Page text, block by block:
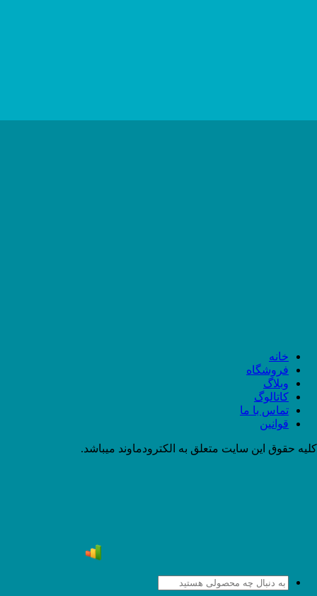
خانه
فروشگاه
وبلاگ
کاتالوگ
تماس با ما
قوانین
کلیه حقوق این سایت متعلق به الکترودماوند میباشد.
جستجو